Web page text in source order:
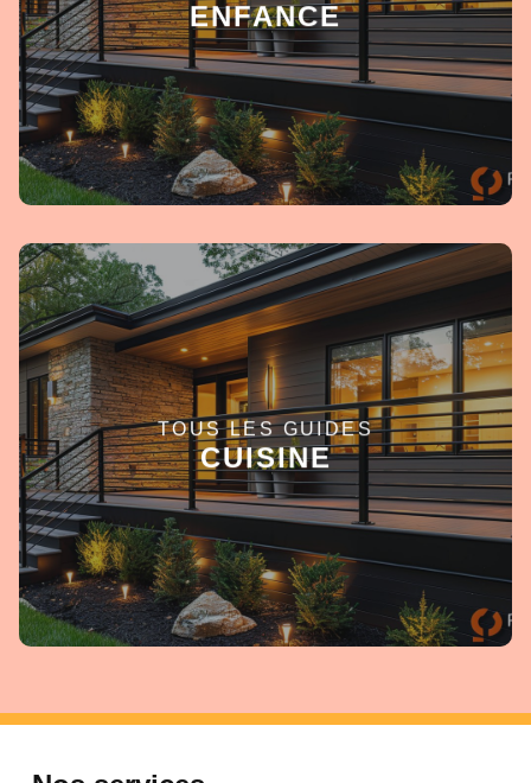
ENFANCE
EN SAVOIR +
TOUS LES GUIDES
CUISINE
EN SAVOIR +